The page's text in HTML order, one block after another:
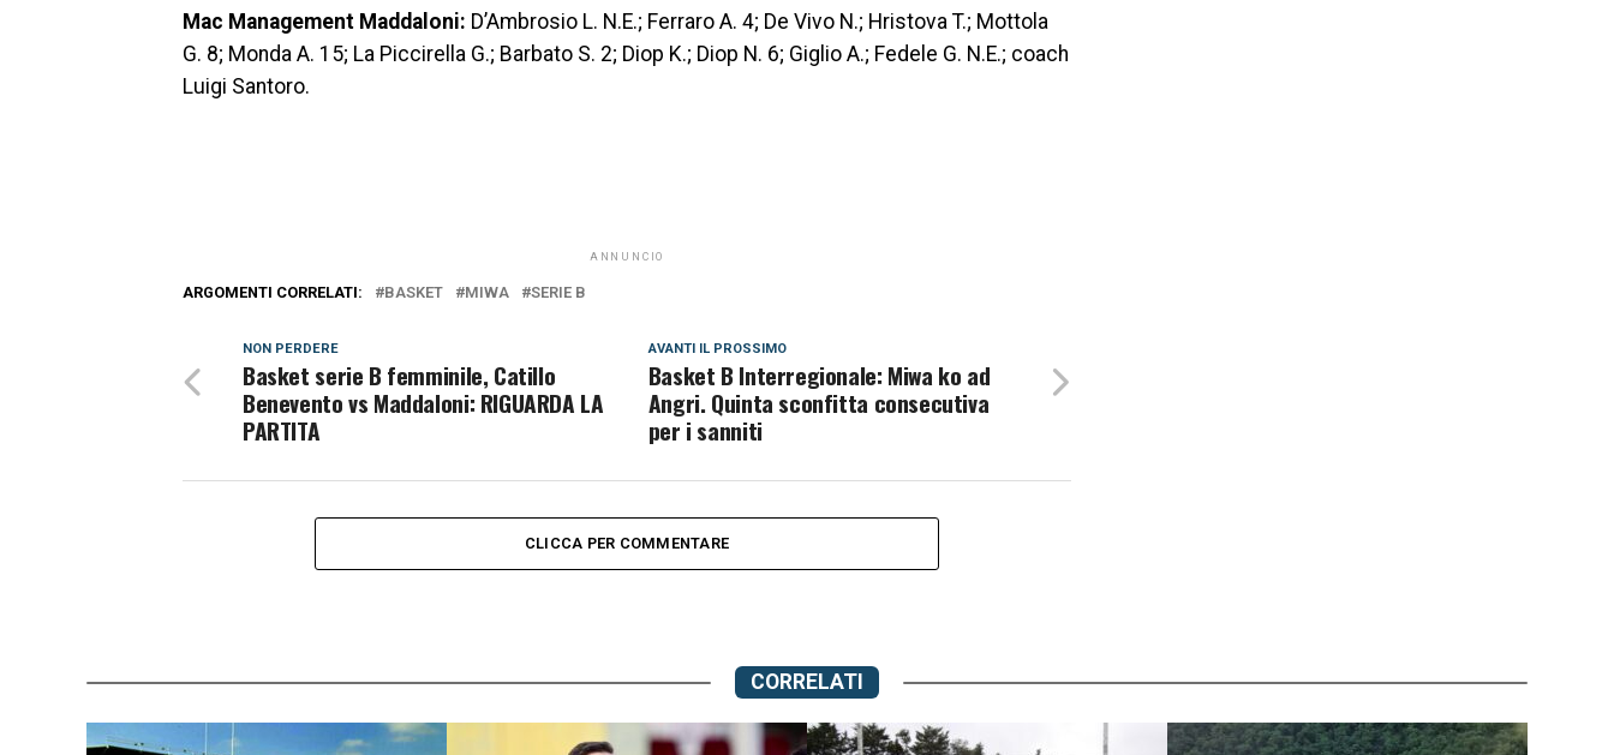
Mac Management Maddaloni: D’Ambrosio L. N.E.; Ferraro A. 4; De Vivo N.; Hristova T.; Mottola
G. 8; Monda A. 15; La Piccirella G.; Barbato S. 2; Diop K.; Diop N. 6; Giglio A.; Fedele G. N.E.; coach
Luigi Santoro.
ANNUNCIO
ARGOMENTI CORRELATI: BASKET MIWA SERIE B
AVANTI IL ​​PROSSIMO
Basket B Interregionale: Miwa ko ad
Angri. Quinta sconfitta consecutiva
per i sanniti
NON PERDERE
Basket serie B femminile, Catillo
Benevento vs Maddaloni: RIGUARDA LA
PARTITA
CLICCA PER COMMENTARE
CORRELATI